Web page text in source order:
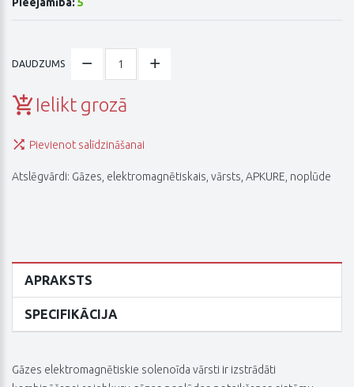
DAUDZUMS
Ielikt grozā
Pievienot salīdzināšanai
Atslēgvārdi: Gāzes elektromagnētiskais vārsts APKURE noplūde
APRAKSTS
SPECIFIKĀCIJA
Gāzes elektromagnētiskie solenoīda vārsti ir izstrādāti